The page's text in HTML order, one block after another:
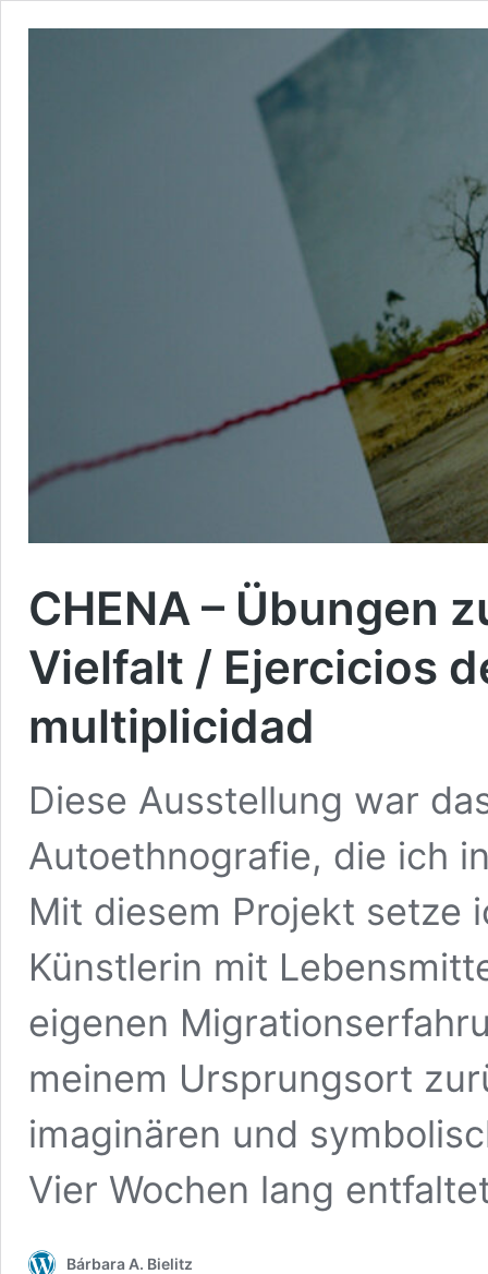
CHENA – Übungen
Vielfalt / Ejercicios
multiplicidad
Diese Ausstellung war
Autoethnografie, die ich
Mit diesem Projekt setze
Künstlerin mit
eigenen
meinem Ursprungsort
imaginären und
Vier Wochen lang
Bárbara A. Bielitz